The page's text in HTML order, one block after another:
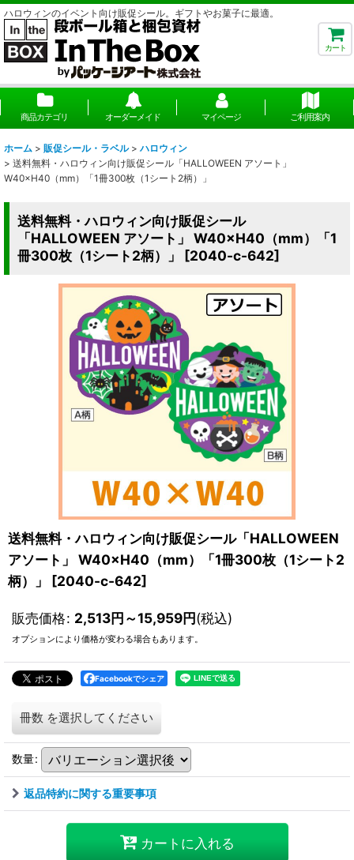
ハロウィンのイベント向け販促シール。ギフトやお菓子に最適。
カート
商品カテゴリ オーダーメイド マイページ ご利用案内
ホーム > 販促シール・ラベル > ハロウィン
> 送料無料・ハロウィン向け販促シール「HALLOWEEN アソート」
W40×H40（mm）「1冊300枚（1シート2柄）」
送料無料・ハロウィン向け販促シール
「HALLOWEEN アソート」 W40×H40（mm）「1
冊300枚（1シート2柄）」
[2040-c-642]
送料無料・ハロウィン向け販促シール「HALLOWEEN
アソート」 W40×H40（mm）「1冊300枚（1シート2
柄）」
[2040-c-642]
販売価格: 2,513円～15,959円(税込)
オプションにより価格が変わる場合もあります。
Facebookでシェア
冊数 を選択してください
数量:
返品特約に関する重要事項
カートに入れる